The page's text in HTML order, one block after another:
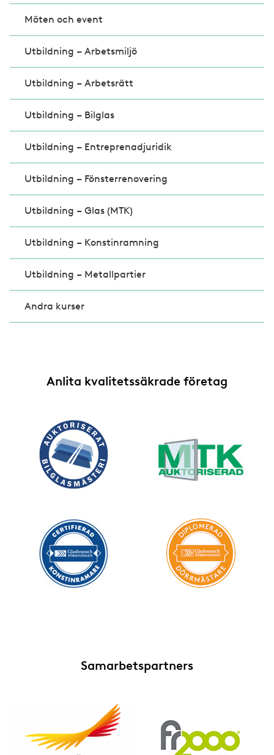
Möten och event
Utbildning – Arbetsmiljö
Utbildning – Arbetsrätt
Utbildning – Bilglas
Utbildning – Entreprenadjuridik
Utbildning – Fönsterrenovering
Utbildning – Glas (MTK)
Utbildning – Konstinramning
Utbildning – Metallpartier
Andra kurser
Anlita kvalitetssäkrade företag
Samarbetspartners